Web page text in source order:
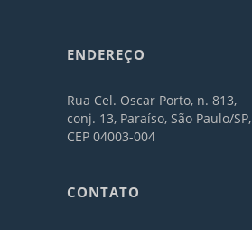
ENDEREÇO
Rua Cel. Oscar Porto, n. 813,
conj. 13, Paraíso, São Paulo/SP,
CEP 04003-004
CONTATO